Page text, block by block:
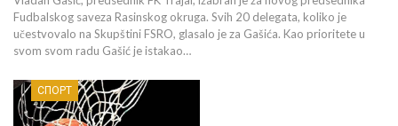
Fudbalskog saveza Rasinskog okruga. Svih 20 delegata, koliko je
učestvovalo na Skupštini FSRO, glasalo je za Gašića. Kao prioritete u
svom svom radu Gašić je istakao…
СПОРТ